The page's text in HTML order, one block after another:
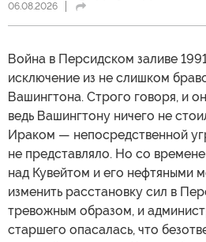
06.08.2026
Война в Персидском заливе
исключение из не слишком
Вашингтона. Строго говоря, и
ведь Вашингтону ничего не
Ираком — непосредственной
не представляло. Но со
над Кувейтом и его нефтяными
изменить расстановку сил в
тревожным образом, и
старшего опасалась, что